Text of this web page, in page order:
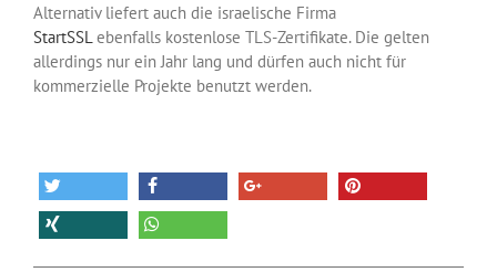
Alternativ liefert auch die israelische Firma
StartSSL ebenfalls kostenlose TLS-Zertifikate. Die gelten
allerdings nur ein Jahr lang und dürfen auch nicht für
kommerzielle Projekte benutzt werden.